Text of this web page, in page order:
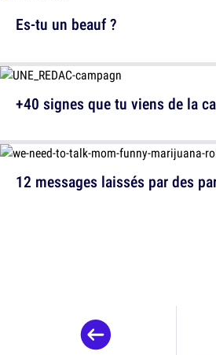
12 messages laissés par des
Es-tu un beauf ?
+40 signes que tu viens de la